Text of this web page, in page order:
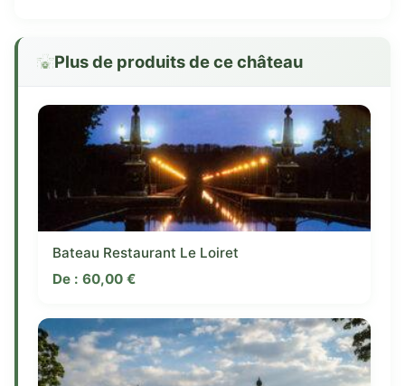
Plus de produits de ce château
Bateau Restaurant Le Loiret
De : 60,00 €